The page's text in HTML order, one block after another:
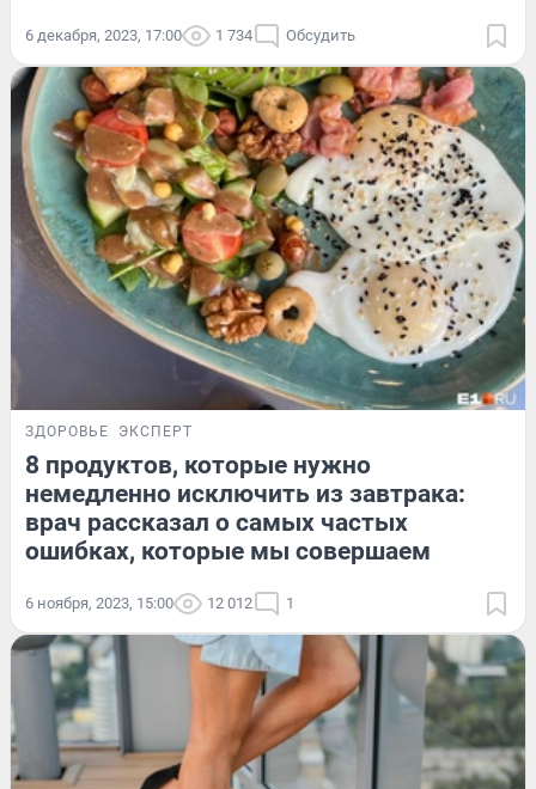
6 декабря, 2023, 17:00 1 734 Обсудить
ЗДОРОВЬЕ ЭКСПЕРТ
8 продуктов, которые нужно
немедленно исключить из завтрака:
врач рассказал о самых частых
ошибках, которые мы совершаем
6 ноября, 2023, 15:00 12 012 1